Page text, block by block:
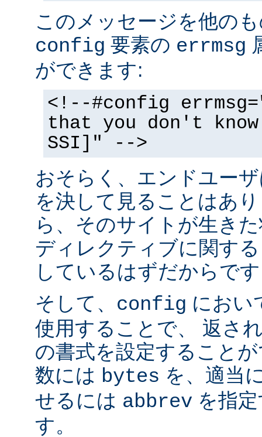
このメッセージを他の
config 要素の errmsg
ができます:
<!--#config
that you don't
SSI]" -->
おそらく、エンドユー
を決して見ることはあ
ら、そのサイトが生き
ディレクティブに関す
しているはずだからで
そして、 config にお
使用することで、 返さ
の書式を設定すること
数には bytes を、適当
せるには abbrev を指
す。